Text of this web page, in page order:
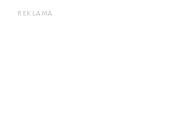
REKLAMA